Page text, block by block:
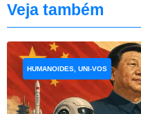
Veja também
HUMANOIDES, UNI-VOS